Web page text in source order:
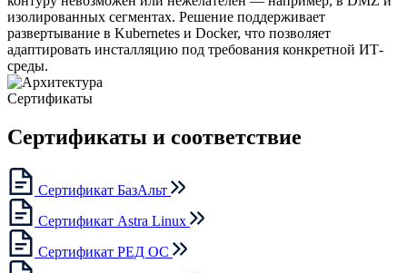
изолированных сегментах. Решение поддерживает
развертывание в Kubernetes и Docker, что позволяет
адаптировать инсталляцию под требования конкретной ИТ-
среды.
Сертификаты
Сертификаты и соответствие
Сертификат БазАльт
Сертификат Astra Linux
Сертификат РЕД ОС